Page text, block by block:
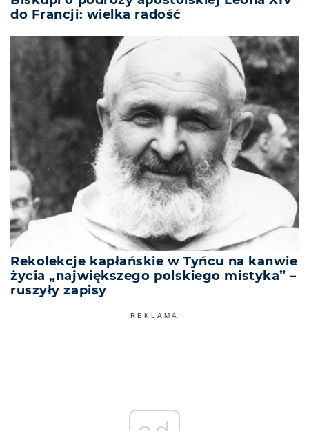
do Francji: wielka radość
Rekolekcje kapłańskie w Tyńcu na kanwie
życia „największego polskiego mistyka” –
ruszyły zapisy
REKLAMA